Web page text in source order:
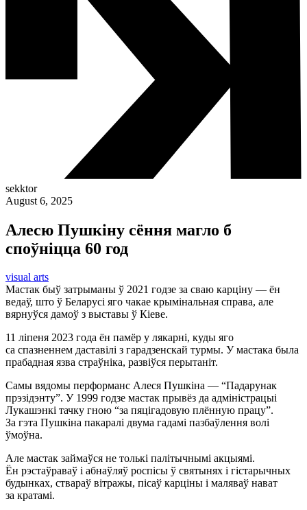
sekktor
August 6, 2025
Алесю Пушкіну сёння магло б
споўніцца 60 год
visual arts
Мастак быў затрыманы ў 2021 годзе за сваю карціну — ён
ведаў, што ў Беларусі яго чакае крымінальная справа, але
вярнуўся дамоў з выставы ў Кіеве.
11 ліпеня 2023 года ён памёр у лякарні, куды яго
са спазненнем даставілі з гарадзенскай турмы. У мастака была
прабадная язва страўніка, развіўся перытаніт.
Самы вядомы перформанс Алеся Пушкіна — “Падарунак
прэзідэнту”. У 1999 годзе мастак прывёз да адміністрацыі
Лукашэнкі тачку гною “за пяцігадовую плённую працу”.
За гэта Пушкіна пакаралі двума гадамі пазбаўлення волі
ўмоўна.
Але мастак займаўся не толькі палітычнымі акцыямі.
Ён рэстаўраваў і абнаўляў роспісы ў святынях і гістарычных
будынках, ствараў вітражы, пісаў карціны і маляваў нават
за кратамі.